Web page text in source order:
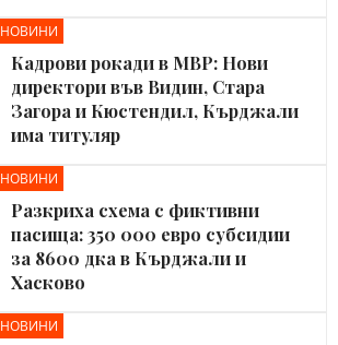
НОВИНИ
Кадрови рокади в МВР: Нови
директори във Видин, Стара
Загора и Кюстендил, Кърджали
има титуляр
НОВИНИ
Разкриха схема с фиктивни
пасища: 350 000 евро субсидии
за 8600 дка в Кърджали и
Хасково
НОВИНИ